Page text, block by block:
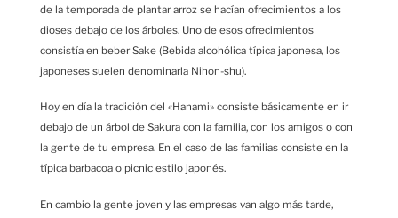
de la temporada de plantar arroz se hacían ofrecimientos a los
dioses debajo de los árboles. Uno de esos ofrecimientos
consistía en beber Sake (Bebida alcohólica típica japonesa, los
japoneses suelen denominarla Nihon-shu).
Hoy en día la tradición del «Hanami» consiste básicamente en ir
debajo de un árbol de Sakura con la familia, con los amigos o con
la gente de tu empresa. En el caso de las familias consiste en la
típica barbacoa o picnic estilo japonés.
En cambio la gente joven y las empresas van algo más tarde,